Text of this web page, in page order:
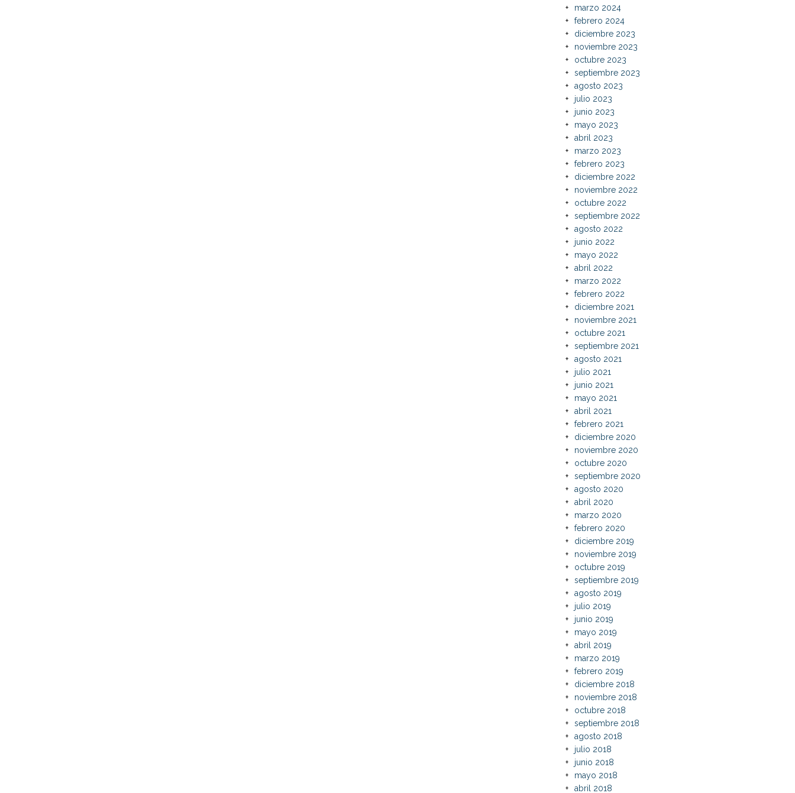
marzo 2024
febrero 2024
diciembre 2023
noviembre 2023
octubre 2023
septiembre 2023
agosto 2023
julio 2023
junio 2023
mayo 2023
abril 2023
marzo 2023
febrero 2023
diciembre 2022
noviembre 2022
octubre 2022
septiembre 2022
agosto 2022
junio 2022
mayo 2022
abril 2022
marzo 2022
febrero 2022
diciembre 2021
noviembre 2021
octubre 2021
septiembre 2021
agosto 2021
julio 2021
junio 2021
mayo 2021
abril 2021
febrero 2021
diciembre 2020
noviembre 2020
octubre 2020
septiembre 2020
agosto 2020
abril 2020
marzo 2020
febrero 2020
diciembre 2019
noviembre 2019
octubre 2019
septiembre 2019
agosto 2019
julio 2019
junio 2019
mayo 2019
abril 2019
marzo 2019
febrero 2019
diciembre 2018
noviembre 2018
octubre 2018
septiembre 2018
agosto 2018
julio 2018
junio 2018
mayo 2018
abril 2018